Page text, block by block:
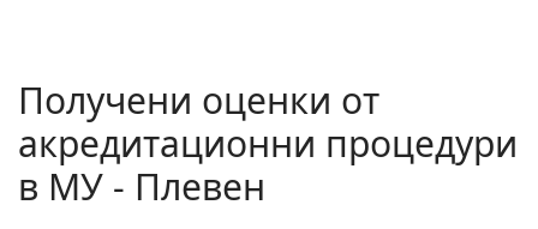
Получени оценки от
акредитационни процедури
в МУ - Плевен